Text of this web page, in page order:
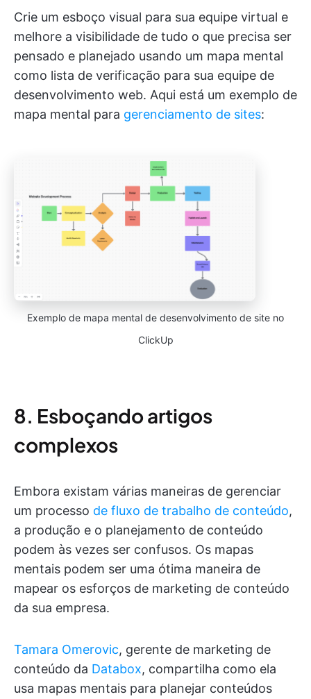
Crie um esboço visual para sua equipe virtual e
melhore a visibilidade de tudo o que precisa ser
pensado e planejado usando um mapa mental
como lista de verificação para sua equipe de
desenvolvimento web. Aqui está um exemplo de
mapa mental para gerenciamento de sites:
Exemplo de mapa mental de desenvolvimento de site no
ClickUp
8. Esboçando artigos
complexos
Embora existam várias maneiras de gerenciar
um processo de fluxo de trabalho de conteúdo,
a produção e o planejamento de conteúdo
podem às vezes ser confusos. Os mapas
mentais podem ser uma ótima maneira de
mapear os esforços de marketing de conteúdo
da sua empresa.
Tamara Omerovic, gerente de marketing de
conteúdo da Databox, compartilha como ela
usa mapas mentais para planejar conteúdos